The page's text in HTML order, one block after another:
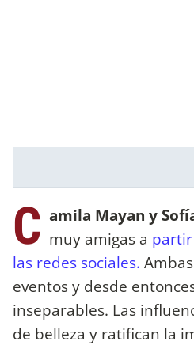
C amila Mayan y
muy amigas a partir
las redes sociales.
eventos y desde
inseparables. Las
de belleza y ratifican la